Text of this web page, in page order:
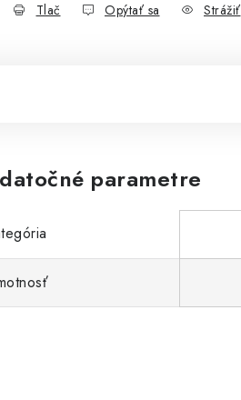
Tlač Opýtať sa Strážiť
parametre